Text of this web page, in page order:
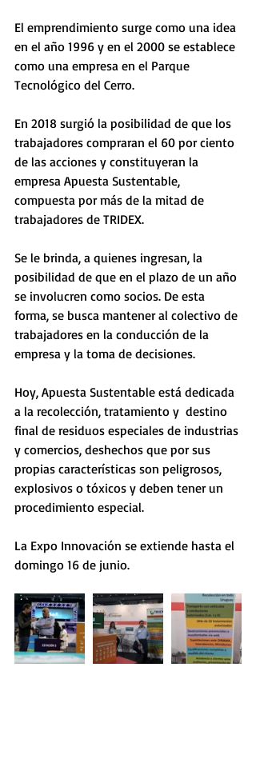
El emprendimiento surge como una idea
en el año 1996 y en el 2000 se establece
como una empresa en el Parque
Tecnológico del Cerro.
En 2018 surgió la posibilidad de que los
trabajadores compraran el 60 por ciento
de las acciones y constituyeran la
empresa Apuesta Sustentable,
compuesta por más de la mitad de
trabajadores de TRIDEX.
Se le brinda, a quienes ingresan, la
posibilidad de que en el plazo de un año
se involucren como socios. De esta
forma, se busca mantener al colectivo de
trabajadores en la conducción de la
empresa y la toma de decisiones.
Hoy, Apuesta Sustentable está dedicada
a la recolección, tratamiento y  destino
final de residuos especiales de industrias
y comercios, deshechos que por sus
propias características son peligrosos,
explosivos o tóxicos y deben tener un
procedimiento especial.
La Expo Innovación se extiende hasta el
domingo 16 de junio.